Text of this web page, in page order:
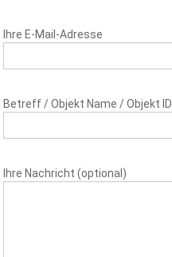
Ihre E-Mail-Adresse
Betreff / Objekt Name / Objekt ID
Ihre Nachricht (optional)